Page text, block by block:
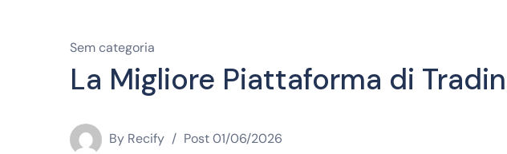
Sem categoria
La Migliore Piattaforma di
By Recify Post01/06/2026